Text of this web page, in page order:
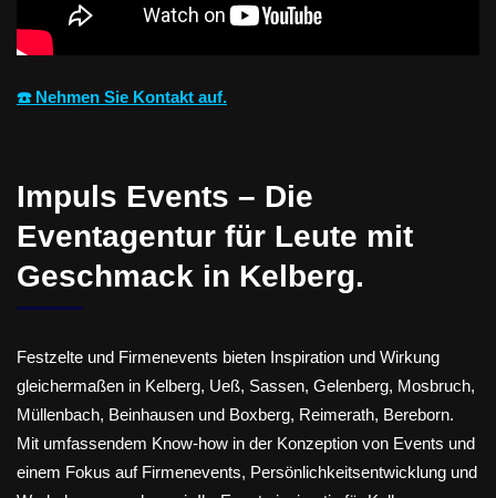
☎️ Nehmen Sie Kontakt auf.
Impuls Events – Die
Eventagentur für Leute mit
Geschmack in Kelberg.
Festzelte und Firmenevents bieten Inspiration und Wirkung
gleichermaßen in Kelberg, Ueß, Sassen, Gelenberg, Mosbruch,
Müllenbach, Beinhausen und Boxberg, Reimerath, Bereborn.
Mit umfassendem Know-how in der Konzeption von Events und
einem Fokus auf Firmenevents, Persönlichkeitsentwicklung und